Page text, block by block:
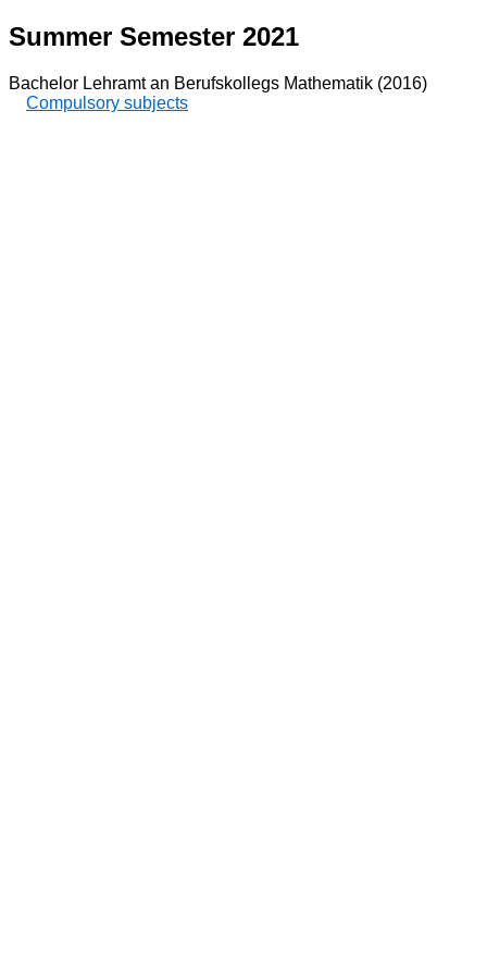
Summer Semester 2021
Bachelor Lehramt an Berufskollegs Mathematik (2016)
Compulsory subjects